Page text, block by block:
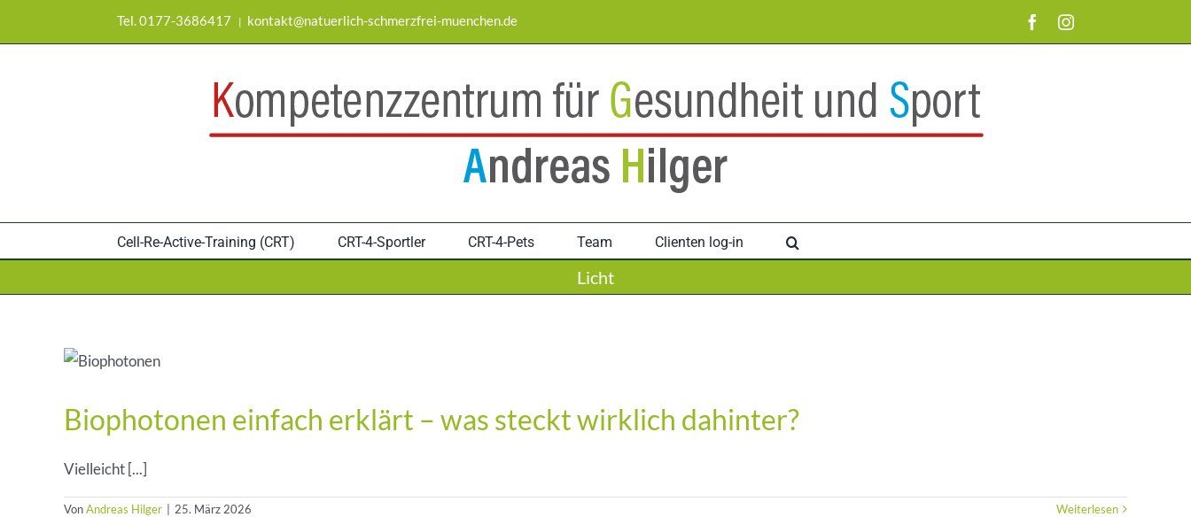
springen
Tel. 0177-3686417 | kontakt@natuerlich-schmerzfrei-muenchen.de FacebookInstagram
Cell-Re-Active-Training (CRT) CRT-4-Sportler CRT-4-Pets Team Clienten log-in
Licht
Biophotonen einfach erklärt – was steckt wirklich dahinter?
Vielleicht [...]
VonAndreas Hilger 25. März 2026 Weiterlesen